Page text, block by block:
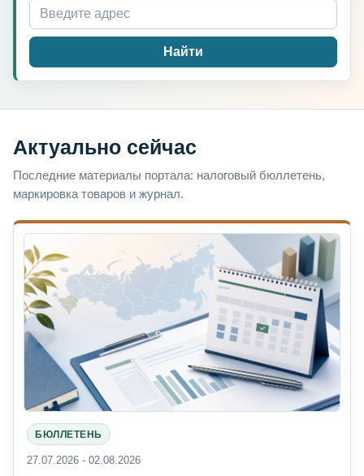
Найти
Актуально сейчас
Последние материалы портала: налоговый бюллетень,
маркировка товаров и журнал.
БЮЛЛЕТЕНЬ
27.07.2026 - 02.08.2026